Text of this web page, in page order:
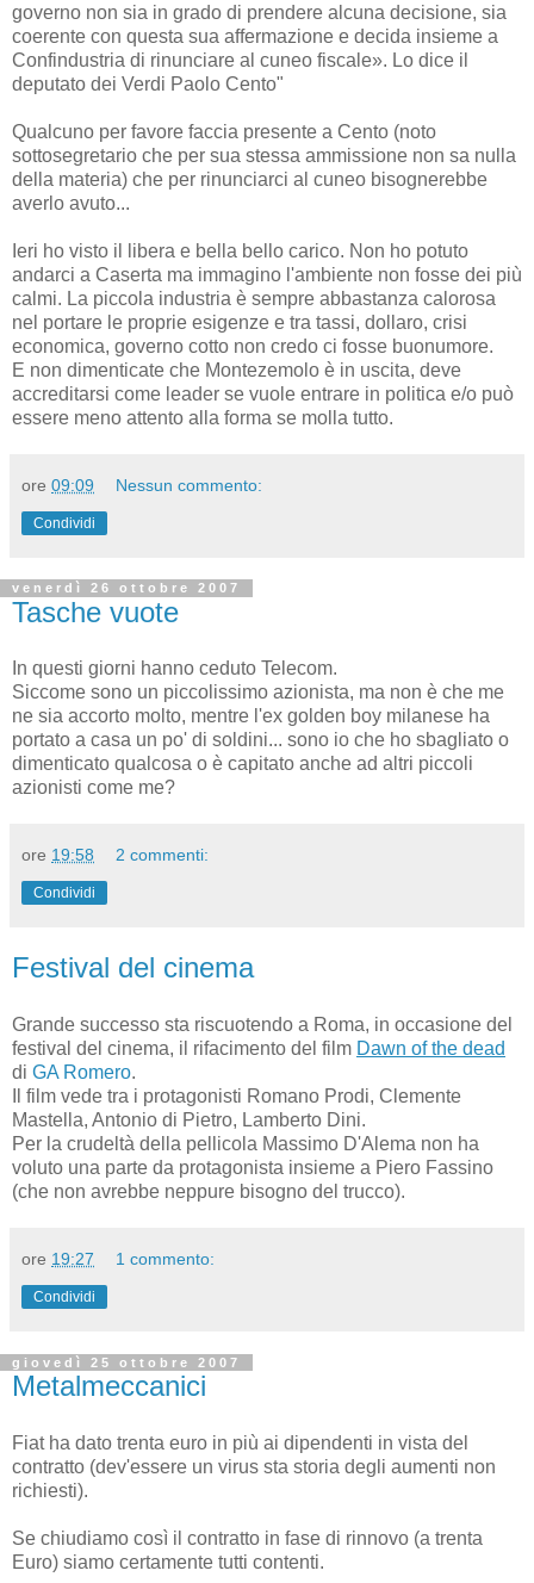
governo non sia in grado di prendere alcuna decisione, sia
coerente con questa sua affermazione e decida insieme a
Confindustria di rinunciare al cuneo fiscale». Lo dice il
deputato dei Verdi Paolo Cento"
Qualcuno per favore faccia presente a Cento (noto
sottosegretario che per sua stessa ammissione non sa nulla
della materia) che per rinunciarci al cuneo bisognerebbe
averlo avuto...
Ieri ho visto il libera e bella bello carico. Non ho potuto
andarci a Caserta ma immagino l'ambiente non fosse dei più
calmi. La piccola industria è sempre abbastanza calorosa
nel portare le proprie esigenze e tra tassi, dollaro, crisi
economica, governo cotto non credo ci fosse buonumore.
E non dimenticate che Montezemolo è in uscita, deve
accreditarsi come leader se vuole entrare in politica e/o può
essere meno attento alla forma se molla tutto.
ore 09:09 Nessun commento:
Condividi
venerdì 26 ottobre 2007
Tasche vuote
In questi giorni hanno ceduto Telecom.
Siccome sono un piccolissimo azionista, ma non è che me
ne sia accorto molto, mentre l'ex golden boy milanese ha
portato a casa un po' di soldini... sono io che ho sbagliato o
dimenticato qualcosa o è capitato anche ad altri piccoli
azionisti come me?
ore 19:58 2 commenti:
Condividi
Festival del cinema
Grande successo sta riscuotendo a Roma, in occasione del
festival del cinema, il rifacimento del film Dawn of the dead
di GA Romero.
Il film vede tra i protagonisti Romano Prodi, Clemente
Mastella, Antonio di Pietro, Lamberto Dini.
Per la crudeltà della pellicola Massimo D'Alema non ha
voluto una parte da protagonista insieme a Piero Fassino
(che non avrebbe neppure bisogno del trucco).
ore 19:27 1 commento:
Condividi
giovedì 25 ottobre 2007
Metalmeccanici
Fiat ha dato trenta euro in più ai dipendenti in vista del
contratto (dev'essere un virus sta storia degli aumenti non
richiesti).
Se chiudiamo così il contratto in fase di rinnovo (a trenta
Euro) siamo certamente tutti contenti.